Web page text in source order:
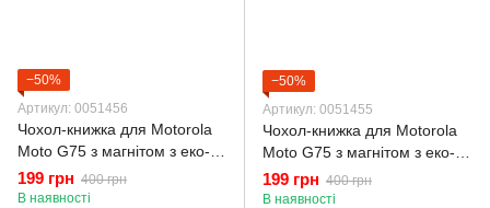
−50%
Артикул: 0051456
Чохол-книжка для Motorola
Moto G75 з магнітом з еко-
шкіри з підставкою темно-
зелений
199 грн 400 грн
В наявності
−50%
Артикул: 0051455
Чохол-книжка для Motorola
Moto G75 з магнітом з еко-
шкіри з підставкою синя
199 грн 400 грн
В наявності